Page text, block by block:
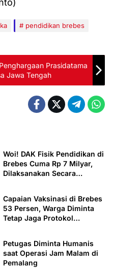
pendidikan brebes
Prasidatama
Jawa Tengah
Woi! DAK Fisik Pendidikan di
Brebes Cuma Rp 7 Milyar,
Dilaksanakan Secara
Brebes - Bumiayu
Capaian Vaksinasi di Brebes
53 Persen, Warga Diminta
Tetap Jaga Protokol
Pemalang - Pekalongan
Petugas Diminta Humanis
saat Operasi Jam Malam di
Pemalang